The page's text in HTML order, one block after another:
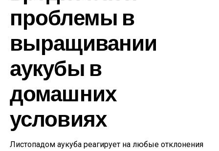
проблемы в
выращивании
аукубы в
домашних
условиях
Листопадом аукуба реагирует на любые отклонения